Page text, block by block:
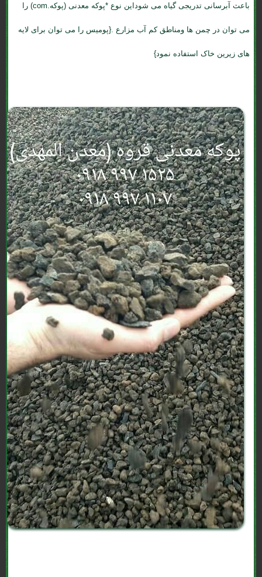
باعث آبرسانی تدریجی گیاه می شوداین نوع *پوکه معدنی (پوکه.com) را
می توان در چمن ها ومناطق کم آب مزارع .{پومیس را می توان برای لایه
های زیرین خاک استفاده نمود}